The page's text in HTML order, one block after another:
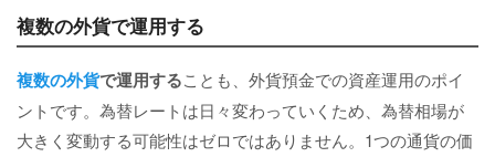
複数の外貨で運用する
複数の外貨で運用することも、外貨預金での資産運用のポイ
ントです。為替レートは日々変わっていくため、為替相場が
大きく変動する可能性はゼロではありません。1つの通貨の価